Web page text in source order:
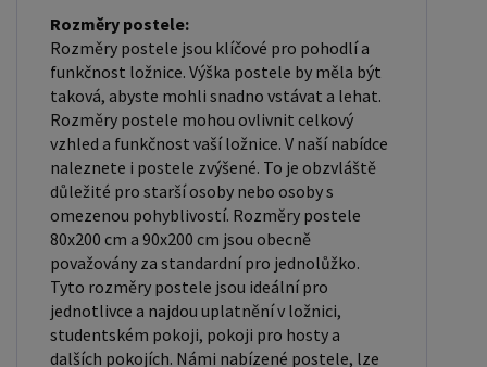
měkké, středně tvrdé (H2, H3), tvrdé nebo velmi
tvrdé (H4). Tvrdost matrace je důležitý faktor,
který ovlivňuje pohodlí a podporu, kterou matrace
poskytuje. Při výběru matrace je důležité zvážit
několik faktorů, včetně vaší preferované polohy
spánku, vaší tělesné hmotnosti a jakékoliv
zdravotní problémy, které můžete mít. Laťkový
rošt ZDARMA: Laťkový rošt je ideální volbou pro ty,
kteří hledají kvalitní, pohodlný a cenově dostupný
podklad pod matraci. Laťkový rošt se skládá z
dřevěných lišt, které jsou spojeny textilií. Rošt
poskytuje dobrou podporu těla, cirkulaci vzduchu a
Rozměry postele:
Rozměry postele jsou klíčové pro pohodlí a
funkčnost ložnice. Výška postele by měla být
taková, abyste mohli snadno vstávat a lehat.
Rozměry postele mohou ovlivnit celkový
vzhled a funkčnost vaší ložnice. V naší nabídce
naleznete i postele zvýšené. To je obzvláště
důležité pro starší osoby nebo osoby s
omezenou pohyblivostí. Rozměry postele
80x200 cm a 90x200 cm jsou obecně
považovány za standardní pro jednolůžko.
Tyto rozměry postele jsou ideální pro
jednotlivce a najdou uplatnění v ložnici,
studentském pokoji, pokoji pro hosty a
dalších pokojích. Námi nabízené postele, lze